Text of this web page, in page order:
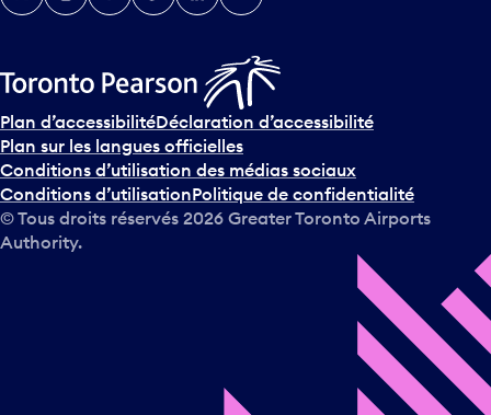
Plan d’accessibilitéDéclaration d’accessibilité
Plan sur les langues officielles
Conditions d’utilisation des médias sociaux
Conditions d’utilisationPolitique de confidentialité
© Tous droits réservés 2026 Greater Toronto Airports
Authority.